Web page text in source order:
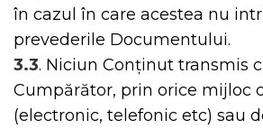
în cazul în care acestea nu
prevederile Documentului.
3.3. Niciun Conținut transmis
Cumpărător, prin orice mijloc
(electronic, telefonic etc) sau